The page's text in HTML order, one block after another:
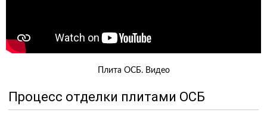
Плита ОСБ. Видео
Процесс отделки плитами ОСБ